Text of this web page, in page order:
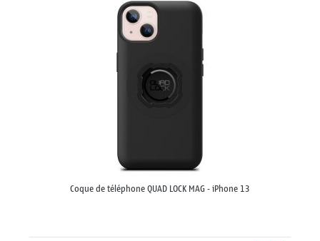
Coque de téléphone QUAD LOCK MAG - iPhone 13